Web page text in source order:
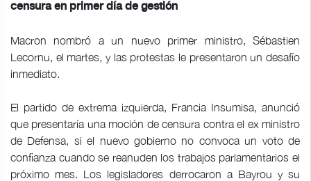
censura en primer día de gestión
Macron nombró a un nuevo primer ministro, Sébastien
Lecornu, el martes, y las protestas le presentaron un desafío
inmediato.
El partido de extrema izquierda, Francia Insumisa, anunció
que presentaría una moción de censura contra el ex ministro
de Defensa, si el nuevo gobierno no convoca un voto de
confianza cuando se reanuden los trabajos parlamentarios el
próximo mes. Los legisladores derrocaron a Bayrou y su